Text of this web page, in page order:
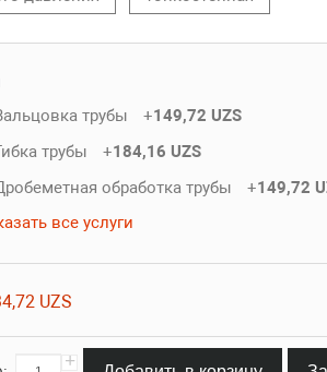
трубы
+149,72 UZS
трубы
+184,16 UZS
обработка трубы
+149,72
все услуги
UZS
+